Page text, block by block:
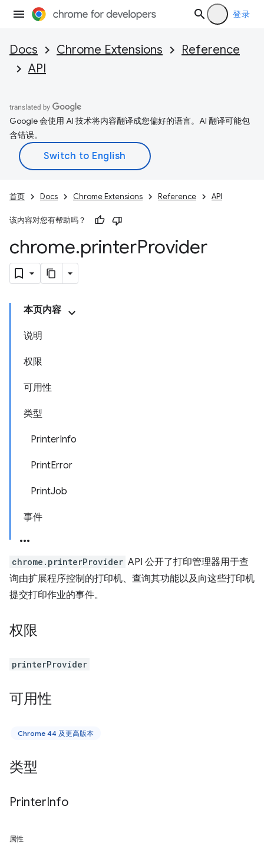
登录
Docs Chrome Extensions
Reference
API
Google 会使用 AI 技术将内容翻译成您偏好的语言。AI 翻译可能包
含错误。
首页 Docs Chrome Extensions Reference API
该内容对您有帮助吗？
chrome.printerProvider
本页内容
说明
权限
可用性
类型
PrinterInfo
PrintError
PrintJob
事件
chrome.printerProvider API 公开了打印管理器用于查
询由扩展程序控制的打印机、查询其功能以及向这些打印机
提交打印作业的事件。
权限
printerProvider
可用性
Chrome 44 及更高版本
类型
PrinterInfo
属性